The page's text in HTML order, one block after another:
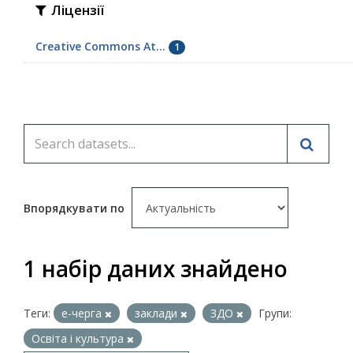
Ліцензії
Creative Commons At... 1
Впорядкувати по
1 набір даних знайдено
Теги: е-черга заклади ЗДО
Групи:
Освіта і культура